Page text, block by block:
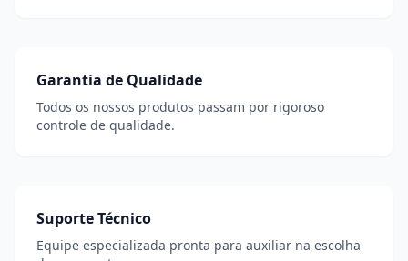
Garantia de Qualidade
Todos os nossos produtos passam por rigoroso
controle de qualidade.
Suporte Técnico
Equipe especializada pronta para auxiliar na escolha